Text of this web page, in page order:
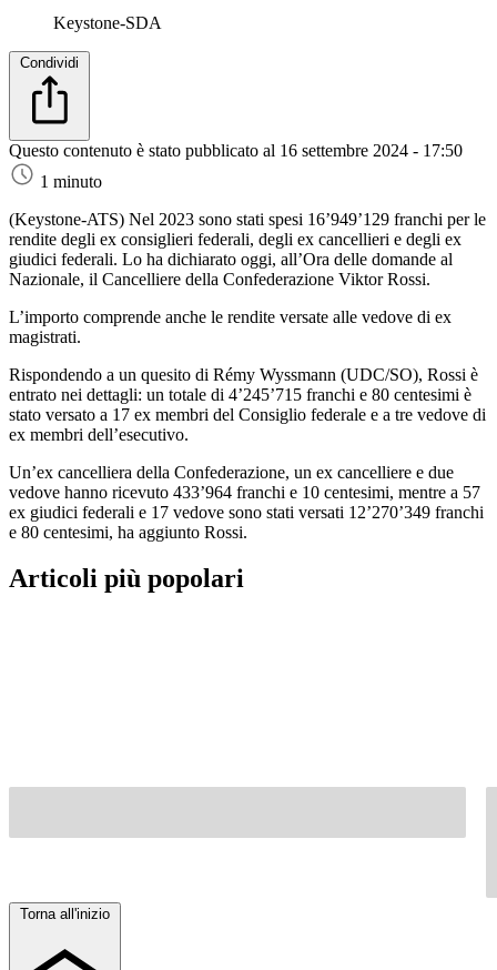
Keystone-SDA
Condividi
Questo contenuto è stato pubblicato al 16 settembre 2024 - 17:50
1 minuto
(Keystone-ATS) Nel 2023 sono stati spesi 16’949’129 franchi per le
rendite degli ex consiglieri federali, degli ex cancellieri e degli ex
giudici federali. Lo ha dichiarato oggi, all’Ora delle domande al
Nazionale, il Cancelliere della Confederazione Viktor Rossi.
L’importo comprende anche le rendite versate alle vedove di ex
magistrati.
Rispondendo a un quesito di Rémy Wyssmann (UDC/SO), Rossi è
entrato nei dettagli: un totale di 4’245’715 franchi e 80 centesimi è
stato versato a 17 ex membri del Consiglio federale e a tre vedove di
ex membri dell’esecutivo.
Un’ex cancelliera della Confederazione, un ex cancelliere e due
vedove hanno ricevuto 433’964 franchi e 10 centesimi, mentre a 57
ex giudici federali e 17 vedove sono stati versati 12’270’349 franchi
e 80 centesimi, ha aggiunto Rossi.
Articoli più popolari
Torna all'inizio